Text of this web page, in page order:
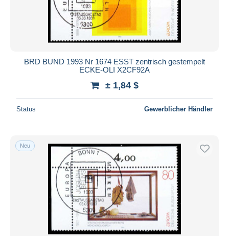
BRD BUND 1993 Nr 1674 ESST zentrisch gestempelt
ECKE-OLI X2CF92A
± 1,84 $
Status Gewerblicher Händler
Neu